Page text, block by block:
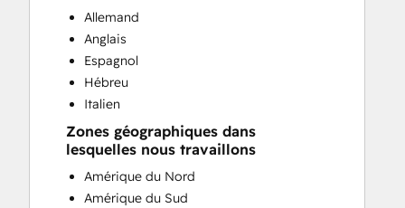
Allemand
Anglais
Espagnol
Hébreu
Italien
Zones géographiques dans
lesquelles nous travaillons
Amérique du Nord
Amérique du Sud